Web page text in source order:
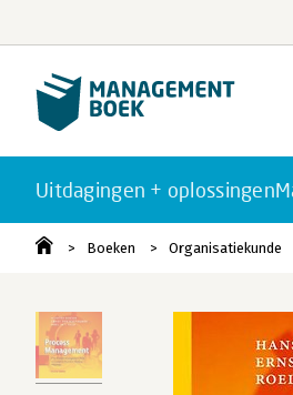
Uitdagingen + oplossingen
Boeken Organisatiekunde